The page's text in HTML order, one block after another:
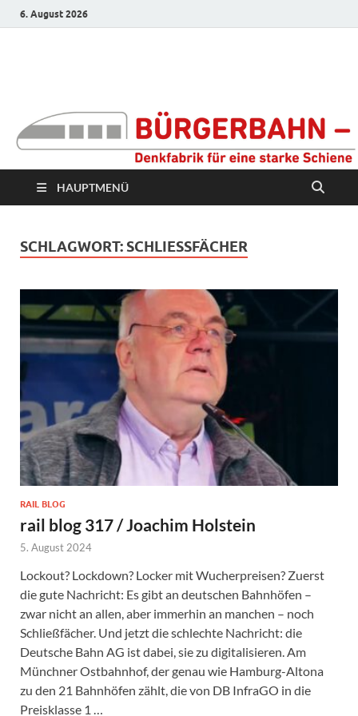
6. August 2026
Denkfabrik für eine
starke Schiene
HAUPTMENÜ
SCHLAGWORT: SCHLIESSFÄCHER
RAIL BLOG
rail blog 317 / Joachim Holstein
5. August 2024
Lockout? Lockdown? Locker mit Wucherpreisen? Zuerst
die gute Nachricht: Es gibt an deutschen Bahnhöfen –
zwar nicht an allen, aber immerhin an manchen – noch
Schließfächer. Und jetzt die schlechte Nachricht: die
Deutsche Bahn AG ist dabei, sie zu digitalisieren. Am
Münchner Ostbahnhof, der genau wie Hamburg-Altona
zu den 21 Bahnhöfen zählt, die von DB InfraGO in die
Preisklasse 1 …